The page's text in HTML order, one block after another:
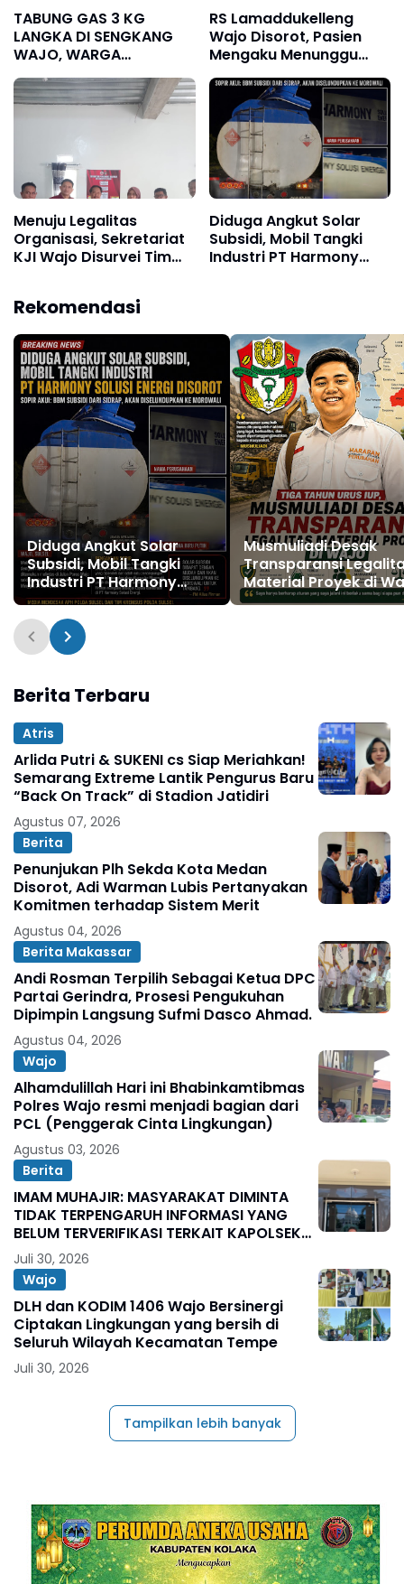
TABUNG GAS 3 KG
LANGKA DI SENGKANG
WAJO, WARGA
KELUHKAN HARGA
MELONJAK
RS Lamaddukelleng
Wajo Disorot, Pasien
Mengaku Menunggu
Obat Hingga Sore Hari
Menuju Legalitas
Organisasi, Sekretariat
KJI Wajo Disurvei Tim
Diduga Angkut Solar
Subsidi, Mobil Tangki
Industri PT Harmony
Rekomendasi
Diduga Angkut Solar
Subsidi, Mobil Tangki
Industri PT Harmony
Solusi Energi Disorot
Musmuliadi Desak
Transparansi
Material Proyek di
Berita Terbaru
Atris
Arlida Putri & SUKENI cs Siap Meriahkan!
Semarang Extreme Lantik Pengurus Baru
“Back On Track” di Stadion Jatidiri
Agustus 07, 2026
Berita
Penunjukan Plh Sekda Kota Medan
Disorot, Adi Warman Lubis Pertanyakan
Komitmen terhadap Sistem Merit
Agustus 04, 2026
Berita Makassar
Andi Rosman Terpilih Sebagai Ketua DPC
Partai Gerindra, Prosesi Pengukuhan
Dipimpin Langsung Sufmi Dasco Ahmad.
Agustus 04, 2026
Wajo
Alhamdulillah Hari ini Bhabinkamtibmas
Polres Wajo resmi menjadi bagian dari
PCL (Penggerak Cinta Lingkungan)
Agustus 03, 2026
Berita
IMAM MUHAJIR: MASYARAKAT DIMINTA
TIDAK TERPENGARUH INFORMASI YANG
BELUM TERVERIFIKASI TERKAIT KAPOLSEK
BOLO
Juli 30, 2026
Wajo
DLH dan KODIM 1406 Wajo Bersinergi
Ciptakan Lingkungan yang bersih di
Seluruh Wilayah Kecamatan Tempe
Juli 30, 2026
Tampilkan lebih banyak